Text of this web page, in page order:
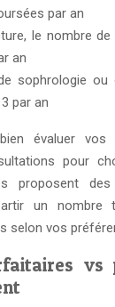
par an
le nombre
an
sophrologie ou
par an
évaluer vos
pour
proposent
un nombre
selon vos
vs